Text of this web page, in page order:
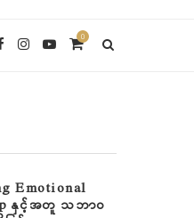
0
Emotional
နှင့်အတူ သဘာဝ